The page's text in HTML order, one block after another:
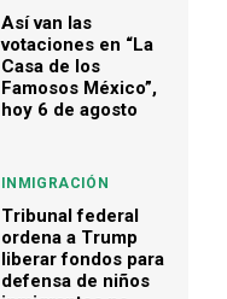
Así van las
votaciones en “La
Casa de los
Famosos México”,
hoy 6 de agosto
INMIGRACIÓN
Tribunal federal
ordena a Trump
liberar fondos para
defensa de niños